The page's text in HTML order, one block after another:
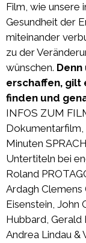
Film, wie unsere
Gesundheit der
miteinander
zu der
wünschen. Denn
erschaffen, gilt
finden und
INFOS ZUM
Dokumentarfilm,
Minuten
Untertiteln bei
Roland
Ardagh Clemens
Eisenstein, John
Hubbard, Gerald
Andrea Lindau